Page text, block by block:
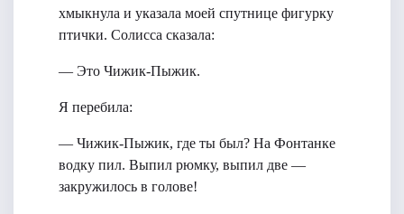
хмыкнула и указала моей спутнице фигурку
птички. Солисса сказала:
— Это Чижик-Пыжик.
Я перебила:
— Чижик-Пыжик, где ты был? На Фонтанке
водку пил. Выпил рюмку, выпил две —
закружилось в голове!